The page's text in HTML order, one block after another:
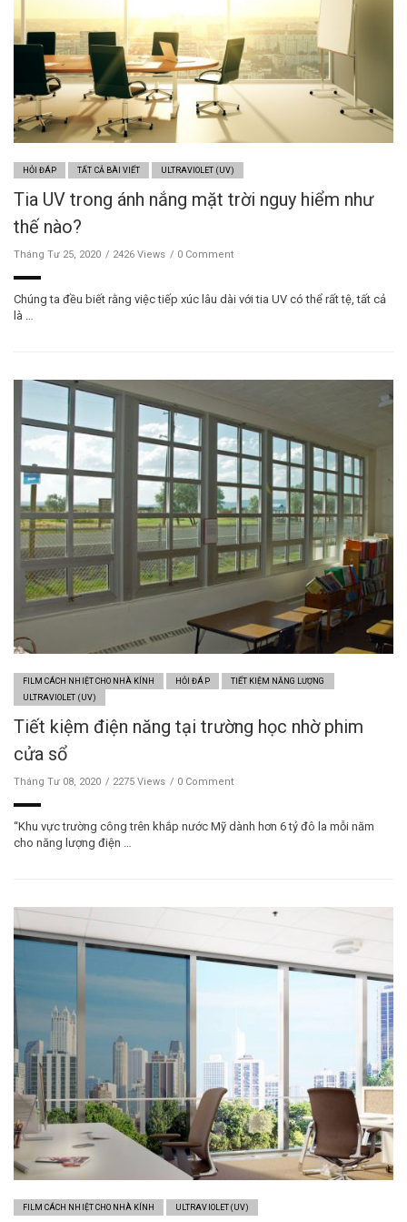
HỎI ĐÁP TẤT CẢ BÀI VIẾT ULTRAVIOLET (UV)
Tia UV trong ánh nắng mặt trời nguy hiểm như
thế nào?
Tháng Tư 25, 2020 2426 Views 0 Comment
Chúng ta đều biết rằng việc tiếp xúc lâu dài với tia UV có thể rất tệ, tất cả
là …
FILM CÁCH NHIỆT CHO NHÀ KÍNH HỎI ĐÁP
TIẾT KIỆM NĂNG LƯỢNG
ULTRAVIOLET (UV)
Tiết kiệm điện năng tại trường học nhờ phim
cửa sổ
Tháng Tư 08, 2020 2275 Views 0 Comment
“Khu vực trường công trên khắp nước Mỹ dành hơn 6 tỷ đô la mỗi năm
cho năng lượng điện …
FILM CÁCH NHIỆT CHO NHÀ KÍNH ULTRAVIOLET (UV)